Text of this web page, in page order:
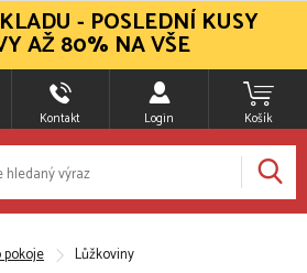
Kontakt Login Košík
pokoje Lůžkoviny
- POSLEDNÍ KUSY
AŽ 80% NA VŠE